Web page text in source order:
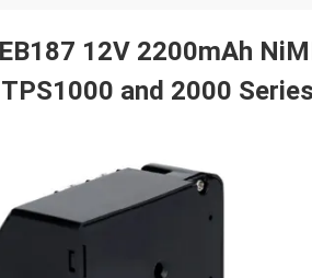
12V 2200mAh
and 2000 Series